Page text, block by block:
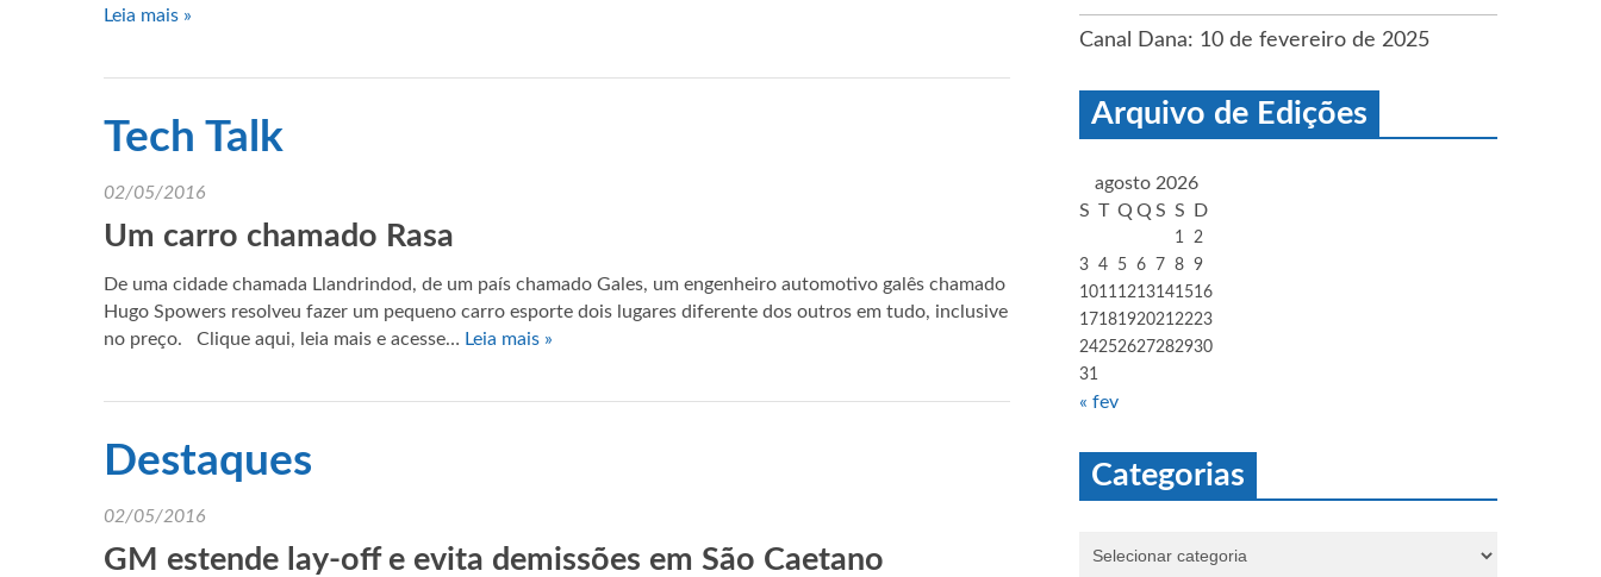
Leia mais »
Tech Talk
02/05/2016
Um carro chamado Rasa
De uma cidade chamada Llandrindod, de um país chamado Gales, um engenheiro automotivo galês chamado
Hugo Spowers resolveu fazer um pequeno carro esporte dois lugares diferente dos outros em tudo, inclusive
no preço. Clique aqui, leia mais e acesse… Leia mais »
Destaques
02/05/2016
GM estende lay-off e evita demissões em São Caetano
Canal Dana: 10 de fevereiro de 2025
Arquivo de Edições
agosto 2026
S T Q Q S S D
1
2
3 4 5 6 7 8 9
10111213141516
17181920212223
24252627282930
31
« fev
Categorias